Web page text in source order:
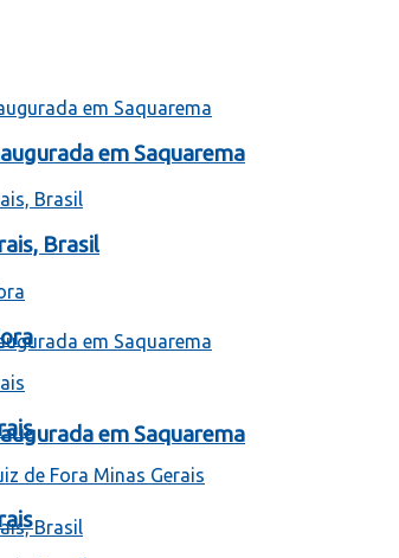
em Saquarema
em Saquarema
Brasil